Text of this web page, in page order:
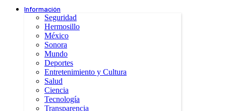
Información
Seguridad
Hermosillo
México
Sonora
Mundo
Deportes
Entretenimiento y Cultura
Salud
Ciencia
Tecnología
Transparencia